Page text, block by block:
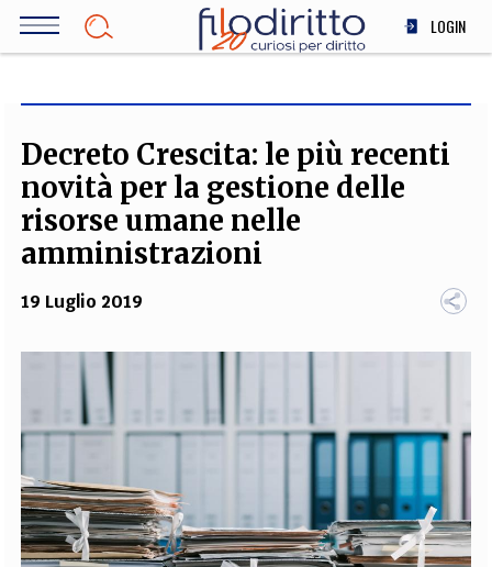
Salta
LOGIN
SOCIETÀ
MEDICINA
SCIENZA
STORIA E FILOSOFIA
TEAM
FILODIRITTO REDAZIONE COMITATO SCIENTIFICO AUTORI CURATORI
EXTRA
CODICI RUBRICHE LIBRI PROCEEDINGS PUBBLICITÀ CONTATTI
Decreto Crescita: le più recenti
novità per la gestione delle
risorse umane nelle
amministrazioni
19 Luglio 2019